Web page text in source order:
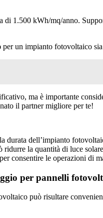
1.500 kWh/mq/anno.
per un impianto fotovoltaico
ma è importante
il partner migliore per te!
durata dell’impianto
la quantità di luce
consentire le operazioni di
per pannelli
può risultare